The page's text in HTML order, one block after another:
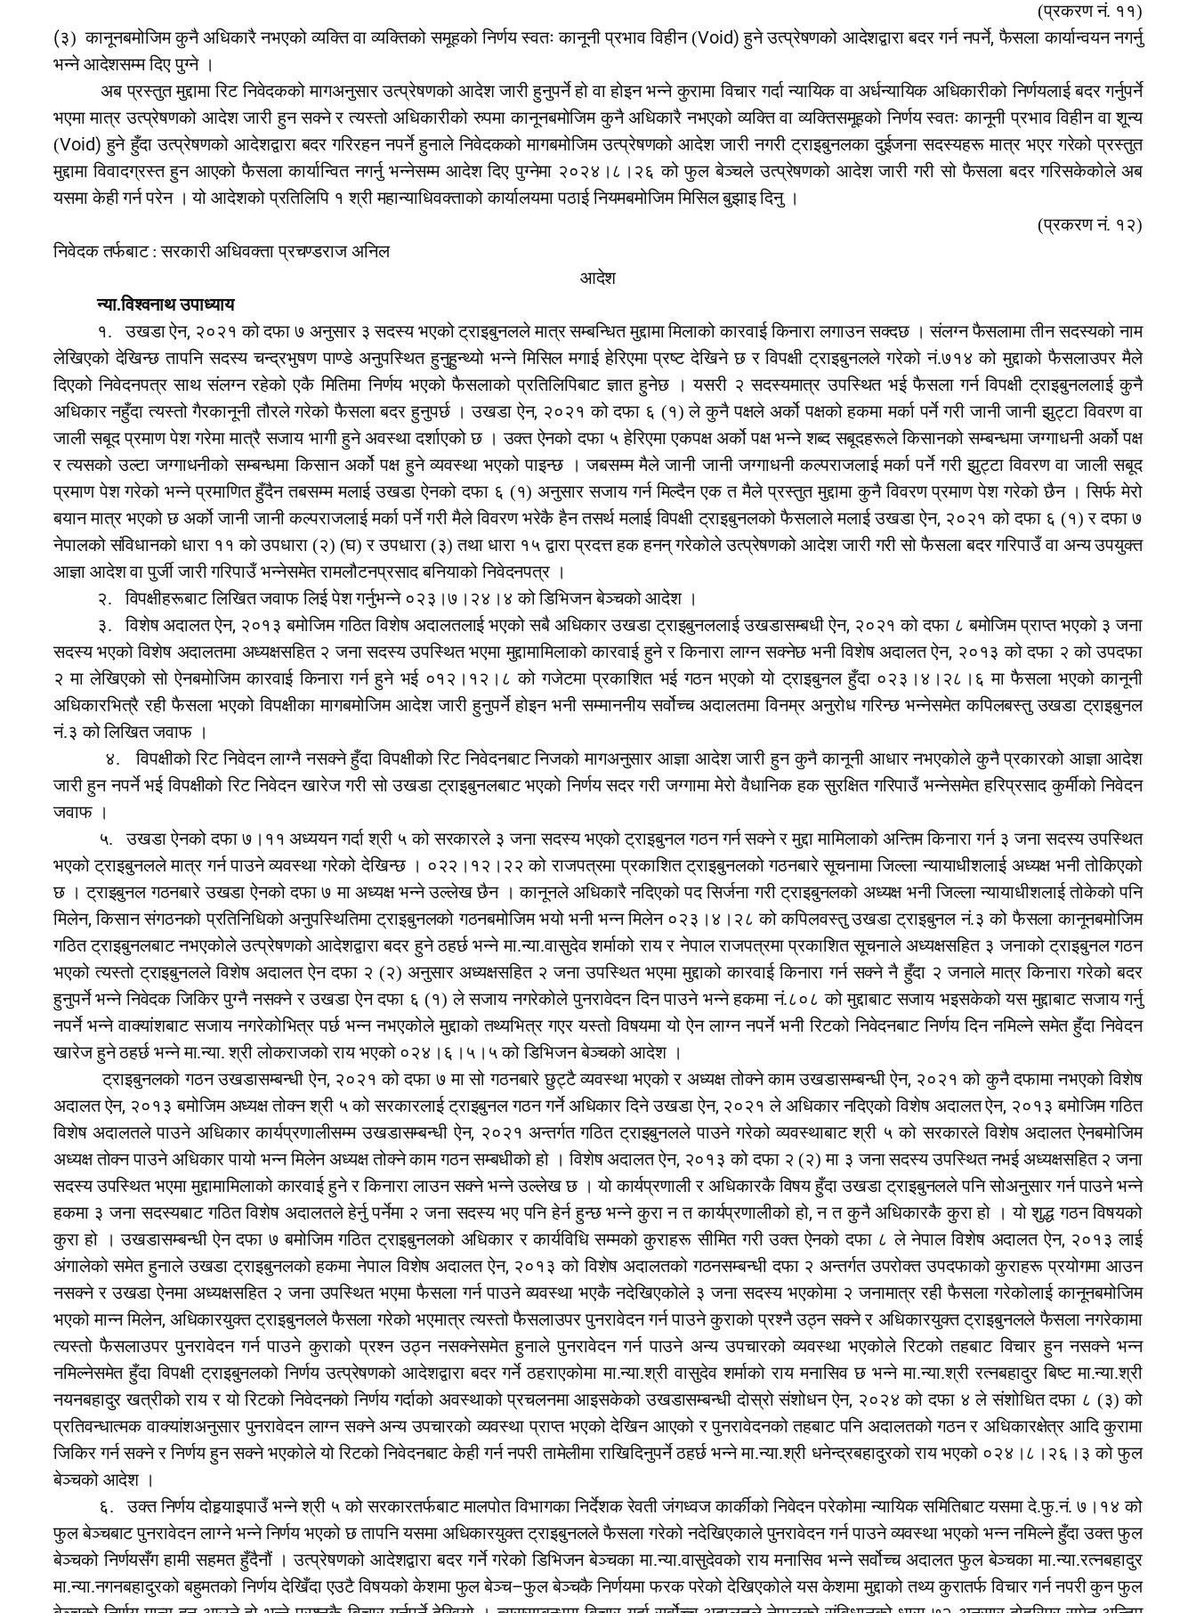
(प्रकरण नं. ११)
(३) कानूनबमोजिम कुनै अधिकारै नभएको व्यक्ति वा व्यक्तिको समूहको निर्णय स्वतः कानूनी प्रभाव विहीन (Void) हुने उत्प्रेषणको आदेशद्वारा बदर गर्न नपर्ने,फैसला कार्यान्वयन नगर्नु
भन्ने आदेशसम्म दिए पुग्ने ।
अब प्रस्तुत मुद्दामा रिट निवेदकको मागअनुसार उत्प्रेषणको आदेश जारी हुनुपर्ने हो वा होइन भन्ने कुरामा विचार गर्दा न्यायिक वा अर्धन्यायिक अधिकारीको निर्णयलाई बदर गर्नुपर्ने
भएमा मात्र उत्प्रेषणको आदेश जारी हुन सक्ने र त्यस्तो अधिकारीको रुपमा कानूनबमोजिम कुनै अधिकारै नभएको व्यक्ति वा व्यक्तिसमूहको निर्णय स्वतः कानूनी प्रभाव विहीन वा शून्य
(Void) हुने हुँदा उत्प्रेषणको आदेशद्वारा बदर गरिरहन नपर्ने हुनाले निवेदकको मागबमोजिम उत्प्रेषणको आदेश जारी नगरी ट्राइबुनलका दुईजना सदस्यहरू मात्र भएर गरेको प्रस्तुत
मुद्दामा विवादग्रस्त हुन आएको फैसला कार्यान्वित नगर्नु भन्नेसम्म आदेश दिए पुग्नेमा २०२४।८।२६ को फुल बेञ्चले उत्प्रेषणको आदेश जारी गरी सो फैसला बदर गरिसकेकोले अब
यसमा केही गर्न परेन । यो आदेशको प्रतिलिपि १ श्री महान्याधिवक्ताको कार्यालयमा पठाई नियमबमोजिम मिसिल बुझाइदिनु ।
(प्रकरण नं. १२)
निवेदक तर्फबाट : सरकारी अधिवक्ता प्रचण्डराज अनिल
आदेश
न्या.विश्वनाथ उपाध्याय
१.
उखडा ऐन, २०२१ को दफा ७ अनुसार ३ सदस्य भएको ट्राइबुनलले मात्र सम्बन्धित मुद्दामा मिलाको कारवाई किनारा लगाउन सक्दछ । संलग्न फैसलामा तीन सदस्यको नाम
लेखिएको देखिन्छ तापनि सदस्य चन्द्रभुषण पाण्डे अनुपस्थित हुनुहुन्थ्यो भन्ने मिसिल मगाई हेरिएमा प्रष्ट देखिने छ र विपक्षी ट्राइबुनलले गरेको नं.७१४ को मुद्दाको फैसलाउपर मैले
दिएको निवेदनपत्र साथ संलग्न रहेको एकै मितिमा निर्णय भएको फैसलाको प्रतिलिपिबाट ज्ञात हुनेछ । यसरी २ सदस्यमात्र उपस्थित भई फैसला गर्न विपक्षी ट्राइबुनललाई कुनै
अधिकार नहुँदा त्यस्तो गैरकानूनी तौरले गरेको फैसला बदर हुनुपर्छ । उखडा ऐन, २०२१ को दफा ६ (१) ले कुनै पक्षले अर्को पक्षको हकमा मर्का पर्ने गरी जानी जानी झुट्टा विवरण वा
जाली सबूद प्रमाण पेश गरेमा मात्रै सजाय भागी हुने अवस्था दर्शाएको छ । उक्त ऐनको दफा ५ हेरिएमा एकपक्ष अर्को पक्ष भन्ने शब्द सबूदहरूले किसानको सम्बन्धमा जग्गाधनी अर्को पक्ष
र त्यसको उल्टा जग्गाधनीको सम्बन्धमा किसान अर्को पक्ष हुने व्यवस्था भएको पाइन्छ । जबसम्म मैले जानी जानी जग्गाधनी कल्पराजलाई मर्का पर्ने गरी झुट्टा विवरण वा जाली सबूद
प्रमाण पेश गरेको भन्ने प्रमाणित हुँदैन तबसम्म मलाई उखडा ऐनको दफा ६ (१) अनुसार सजाय गर्न मिल्दैन एक त मैले प्रस्तुत मुद्दामा कुनै विवरण प्रमाण पेश गरेको छैन । सिर्फ मेरो
बयान मात्र भएको छ अर्को जानी जानी कल्पराजलाई मर्का पर्ने गरी मैले विवरण भरेकै हैन तसर्थ मलाई विपक्षी ट्राइबुनलको फैसलाले मलाई उखडा ऐन, २०२१ को दफा ६ (१) र दफा ७
नेपालको संविधानको धारा ११ को उपधारा (२) (घ) र उपधारा (३) तथा धारा १५ द्वारा प्रदत्त हक हनन् गरेकोले उत्प्रेषणको आदेश जारी गरी सो फैसला बदर गरिपाउँ वा अन्य उपयुक्त
आज्ञा आदेश वा पुर्जी जारी गरिपाउँ भन्नेसमेत रामलौटनप्रसाद बनियाको निवेदनपत्र ।
२.
विपक्षीहरूबाट लिखित जवाफ लिई पेश गर्नुभन्ने ०२३।७।२४।४ को डिभिजन बेञ्चको आदेश ।
३.
विशेष अदालत ऐन, २०१३ बमोजिम गठित विशेष अदालतलाई भएको सबै अधिकार उखडा ट्राइबुनललाई उखडासम्बधी ऐन, २०२१ को दफा ८ बमोजिम प्राप्त भएको ३ जना
सदस्य भएको विशेष अदालतमा अध्यक्षसहित २ जना सदस्य उपस्थित भएमा मुद्दामामिलाको कारवाई हुने र किनारा लाग्न सक्नेछ भनी विशेष अदालत ऐन, २०१३ को दफा २ को उपदफा
२ मा लेखिएको सो ऐनबमोजिम कारवाई किनारा गर्न हुने भई ०१२।१२।८ को गजेटमा प्रकाशित भई गठन भएको यो ट्राइबुनल हुँदा ०२३।४।२८।६ मा फैसला भएको कानूनी
अधिकारभित्रै रही फैसला भएको विपक्षीका मागबमोजिम आदेश जारी हुनुपर्ने होइन भनी सम्माननीय सर्वोच्च अदालतमा विनम्र अनुरोध गरिन्छ भन्नेसमेत कपिलबस्तु उखडा ट्राइबुनल
नं.३ को लिखित जवाफ ।
४.
विपक्षीको रिट निवेदन लाग्नै नसक्ने हुँदा विपक्षीको रिट निवेदनबाट निजको मागअनुसार आज्ञा आदेश जारी हुन कुनै कानूनी आधार नभएकोले कुनै प्रकारको आज्ञा आदेश
जारी हुन नपर्ने भई विपक्षीको रिट निवेदन खारेज गरी सो उखडा ट्राइबुनलबाट भएको निर्णय सदर गरी जग्गामा मेरो वैधानिक हक सुरक्षित गरिपाउँ भन्नेसमेत हरिप्रसाद कुर्मीको निवेदन
जवाफ ।
५.
उखडा ऐनको दफा ७।११ अध्ययन गर्दा श्री ५ को सरकारले ३ जना सदस्य भएको ट्राइबुनल गठन गर्न सक्ने र मुद्दा मामिलाको अन्तिम किनारा गर्न ३ जना सदस्य उपस्थित
भएको ट्राइबुनलले मात्र गर्न पाउने व्यवस्था गरेको देखिन्छ । ०२२।१२।२२ को राजपत्रमा प्रकाशित ट्राइबुनलको गठनबारे सूचनामा जिल्ला न्यायाधीशलाई अध्यक्ष भनी तोकिएको
छ । ट्राइबुनल गठनबारे उखडा ऐनको दफा ७ मा अध्यक्ष भन्ने उल्लेख छैन । कानूनले अधिकारै नदिएको पद सिर्जना गरी ट्राइबुनलको अध्यक्ष भनी जिल्ला न्यायाधीशलाई तोकेको पनि
मिलेन,किसान संगठनको प्रतिनिधिको अनुपस्थितिमा ट्राइबुनलको गठनबमोजिम भयो भनी भन्न मिलेन ०२३।४।२८ को कपिलवस्तु उखडा ट्राइबुनल नं.३ को फैसला कानूनबमोजिम
गठित ट्राइबुनलबाट नभएकोले उत्प्रेषणको आदेशद्वारा बदर हुने ठहर्छ भन्ने मा.न्या.वासुदेव शर्माको राय र नेपाल राजपत्रमा प्रकाशित सूचनाले अध्यक्षसहित ३ जनाको ट्राइबुनल गठन
भएको त्यस्तो ट्राइबुनलले विशेष अदालत ऐन दफा २ (२) अनुसार अध्यक्षसहित २ जना उपस्थित भएमा मुद्दाको कारवाई किनारा गर्न सक्ने नै हुँदा २ जनाले मात्र किनारा गरेको बदर
हुनुपर्ने भन्ने निवेदक जिकिर पुग्नै नसक्ने र उखडा ऐन दफा ६ (१) ले सजाय नगरेकोले पुनरावेदन दिन पाउने भन्ने हकमा नं.८०८ को मुद्दाबाट सजाय भइसकेको यस मुद्दाबाट सजाय गर्नु
नपर्ने भन्ने वाक्यांशबाट सजाय नगरेकोभित्र पर्छ भन्न नभएकोले मुद्दाको तथ्यभित्र गएर यस्तो विषयमा यो ऐन लाग्न नपर्ने भनी रिटको निवेदनबाट निर्णय दिन नमिल्ने समेत हुँदा निवेदन
खारेज हुने ठहर्छ भन्ने मा.न्या. श्री लोकराजको राय भएको ०२४।६।५।५ को डिभिजन बेञ्चको आदेश ।
ट्राइबुनलको गठन उखडासम्बन्धी ऐन, २०२१ को दफा ७ मा सो गठनबारे छुट्टै व्यवस्था भएको र अध्यक्ष तोक्ने काम उखडासम्बन्धी ऐन, २०२१ को कुनै दफामा नभएको विशेष
अदालत ऐन, २०१३ बमोजिम अध्यक्ष तोक्न श्री ५ को सरकारलाई ट्राइबुनल गठन गर्ने अधिकार दिने उखडा ऐन, २०२१ ले अधिकार नदिएको विशेष अदालत ऐन, २०१३ बमोजिम गठित
विशेष अदालतले पाउने अधिकार कार्यप्रणालीसम्म उखडासम्बन्धी ऐन, २०२१ अन्तर्गत गठित ट्राइबुनलले पाउने गरेको व्यवस्थाबाट श्री ५ को सरकारले विशेष अदालत ऐनबमोजिम
अध्यक्ष तोक्न पाउने अधिकार पायो भन्न मिलेन अध्यक्ष तोक्ने काम गठन सम्बधीको हो । विशेष अदालत ऐन, २०१३ को दफा २ (२) मा ३ जना सदस्य उपस्थित नभई अध्यक्षसहित २ जना
सदस्य उपस्थित भएमा मुद्दामामिलाको कारवाई हुने र किनारा लाउन सक्ने भन्ने उल्लेख छ । यो कार्यप्रणाली र अधिकारकै विषय हुँदा उखडा ट्राइबुनलले पनि सोअनुसार गर्न पाउने भन्ने
हकमा ३ जना सदस्यबाट गठित विशेष अदालतले हेर्नु पर्नेमा २ जना सदस्य भए पनि हेर्न हुन्छ भन्ने कुरा न त कार्यप्रणालीको हो,न त कुनै अधिकारकै कुरा हो । यो शुद्ध गठन विषयको
कुरा हो । उखडासम्बन्धी ऐन दफा ७ बमोजिम गठित ट्राइबुनलको अधिकार र कार्यविधि सम्मको कुराहरू सीमित गरी उक्त ऐनको दफा ८ ले नेपाल विशेष अदालत ऐन, २०१३ लाई
अंगालेको समेत हुनाले उखडा ट्राइबुनलको हकमा नेपाल विशेष अदालत ऐन, २०१३ को विशेष अदालतको गठनसम्बन्धी दफा २ अन्तर्गत उपरोक्त उपदफाको कुराहरू प्रयोगमा आउन
नसक्ने र उखडा ऐनमा अध्यक्षसहित २ जना उपस्थित भएमा फैसला गर्न पाउने व्यवस्था भएकै नदेखिएकोले ३ जना सदस्य भएकोमा २ जनामात्र रही फैसला गरेकोलाई कानूनबमोजिम
भएको मान्न मिलेन, अधिकारयुक्त ट्राइबुनलले फैसला गरेको भएमात्र त्यस्तो फैसलाउपर पुनरावेदन गर्न पाउने कुराको प्रश्नै उठ्न सक्ने र अधिकारयुक्त ट्राइबुनलले फैसला नगरेकामा
त्यस्तो फैसलाउपर पुनरावेदन गर्न पाउने कुराको प्रश्न उठ्न नसक्नेसमेत हुनाले पुनरावेदन गर्न पाउने अन्य उपचारको व्यवस्था भएकोले रिटको तहबाट विचार हुन नसक्ने भन्न
नमिल्नेसमेत हुँदा विपक्षी ट्राइबुनलको निर्णय उत्प्रेषणको आदेशद्वारा बदर गर्ने ठहराएकोमा मा.न्या.श्री वासुदेव शर्माको राय मनासिव छ भन्ने मा.न्या.श्री रत्नबहादुर बिष्ट मा.न्या.श्री
नयनबहादुर खत्रीको राय र यो रिटको निवेदनको निर्णय गर्दाको अवस्थाको प्रचलनमा आइसकेको उखडासम्बन्धी दोस्रो संशोधन ऐन, २०२४ को दफा ४ ले संशोधित दफा ८ (३) को
प्रतिवन्धात्मक वाक्यांशअनुसार पुनरावेदन लाग्न सक्ने अन्य उपचारको व्यवस्था प्राप्त भएको देखिन आएको र पुनरावेदनको तहबाट पनि अदालतको गठन र अधिकारक्षेत्र आदि कुरामा
जिकिर गर्न सक्ने र निर्णय हुन सक्ने भएकोले यो रिटको निवेदनबाट केही गर्न नपरी तामेलीमा राखिदिनुपर्ने ठहर्छ भन्ने मा.न्या.श्री धनेन्द्रबहादुरको राय भएको ०२४।८।२६।३ को फुल
बेञ्चको आदेश ।
६.
उक्त निर्णय दोहर्‍याइपाउँ भन्ने श्री ५ को सरकारतर्फबाट मालपोत विभागका निर्देशक रेवती जंगध्वज कार्कीको निवेदन परेकोमा न्यायिक समितिबाट यसमा दे.फु.नं. ७।१४ को
फुल बेञ्चबाट पुनरावेदन लाग्ने भन्ने निर्णय भएको छ तापनि यसमा अधिकारयुक्त ट्राइबुनलले फैसला गरेको नदेखिएकाले पुनरावेदन गर्न पाउने व्यवस्था भएको भन्न नमिल्ने हुँदा उक्त फुल
बेञ्चको निर्णयसँग हामी सहमत हुँदैनौं । उत्प्रेषणको आदेशद्वारा बदर गर्ने गरेको डिभिजन बेञ्चका मा.न्या.वासुदेवको राय मनासिव भन्ने सर्वोच्च अदालत फुल बेञ्चका मा.न्या.रत्नबहादुर
मा.न्या.नगनबहादुरको बहुमतको निर्णय देखिँदा एउटै विषयको केशमा फुल बेञ्च–फुल बेञ्चकै निर्णयमा फरक परेको देखिएकोले यस केशमा मुद्दाको तथ्य कुरातर्फ विचार गर्न नपरी कुन फुल